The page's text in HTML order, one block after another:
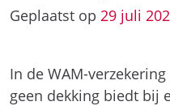
Geplaatst op 29 juli
In de WAM-
geen dekking biedt bij